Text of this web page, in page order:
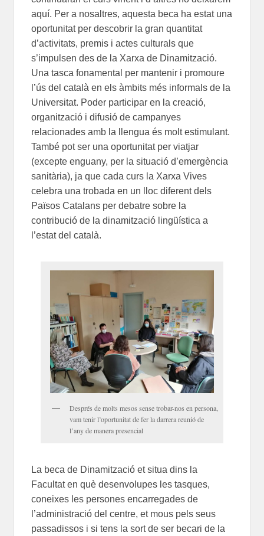
aquí. Per a nosaltres, aquesta beca ha estat una
oportunitat per descobrir la gran quantitat
d’activitats, premis i actes culturals que
s’impulsen des de la Xarxa de Dinamització.
Una tasca fonamental per mantenir i promoure
l’ús del català en els àmbits més informals de la
Universitat. Poder participar en la creació,
organització i difusió de campanyes
relacionades amb la llengua és molt estimulant.
També pot ser una oportunitat per viatjar
(excepte enguany, per la situació d’emergència
sanitària), ja que cada curs la Xarxa Vives
celebra una trobada en un lloc diferent dels
Països Catalans per debatre sobre la
contribució de la dinamització lingüística a
l’estat del català.
Després de molts mesos sense trobar-nos en persona,
vam tenir l’oportunitat de fer la darrera reunió de
l’any de manera presencial
La beca de Dinamització et situa dins la
Facultat en què desenvolupes les tasques,
coneixes les persones encarregades de
l’administració del centre, et mous pels seus
passadissos i si tens la sort de ser becari de la